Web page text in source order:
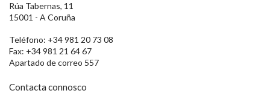
Rúa Tabernas, 11
15001 - A Coruña
Teléfono: +34 981 20 73 08
Fax: +34 981 21 64 67
Apartado de correo 557
Contacta connosco